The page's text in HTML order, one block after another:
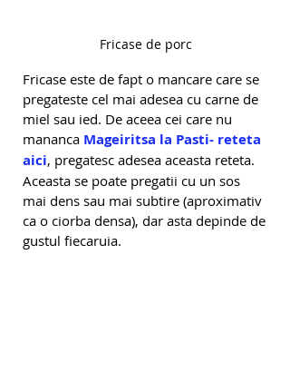
Fricase de porc
Fricase este de fapt o mancare care se
pregateste cel mai adesea cu carne de
miel sau ied. De aceea cei care nu
mananca Mageiritsa la Pasti- reteta
aici, pregatesc adesea aceasta reteta.
Aceasta se poate pregatii cu un sos
mai dens sau mai subtire (aproximativ
ca o ciorba densa), dar asta depinde de
gustul fiecaruia.